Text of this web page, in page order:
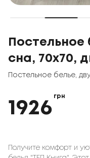
Постельное
сна, 70x70,
Постельное белье
1926
грн
Получите комфорт и